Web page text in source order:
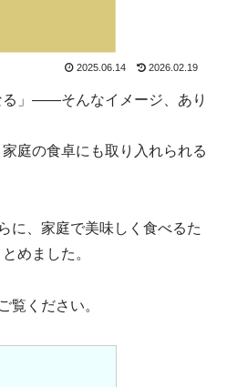
2025.06.14 2026.02.19
る」——そんなイメージ、あり
庭の食卓にも取り入れられる
に、家庭で美味しく食べるた
めました。
覧ください。